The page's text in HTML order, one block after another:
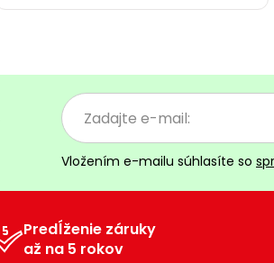
Vložením e-mailu súhlasíte so
Predĺženie záruky
až na 5 rokov